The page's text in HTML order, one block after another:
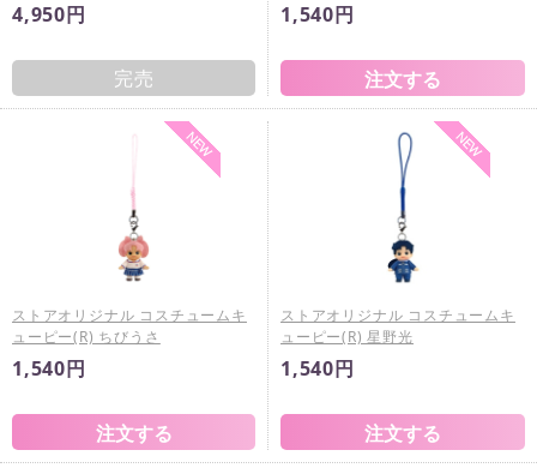
4,950円
完売
1,540円
ストアオリジナル コスチュームキ
ューピー(R) ちびうさ
1,540円
ストアオリジナル コスチュームキ
ューピー(R) 星野光
1,540円